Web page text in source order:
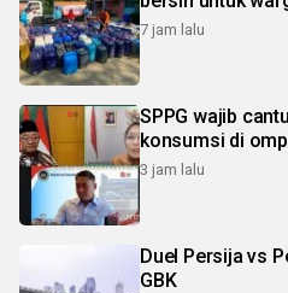
7 jam lalu
SPPG wajib
konsumsi di
3 jam lalu
Duel Persija vs
GBK